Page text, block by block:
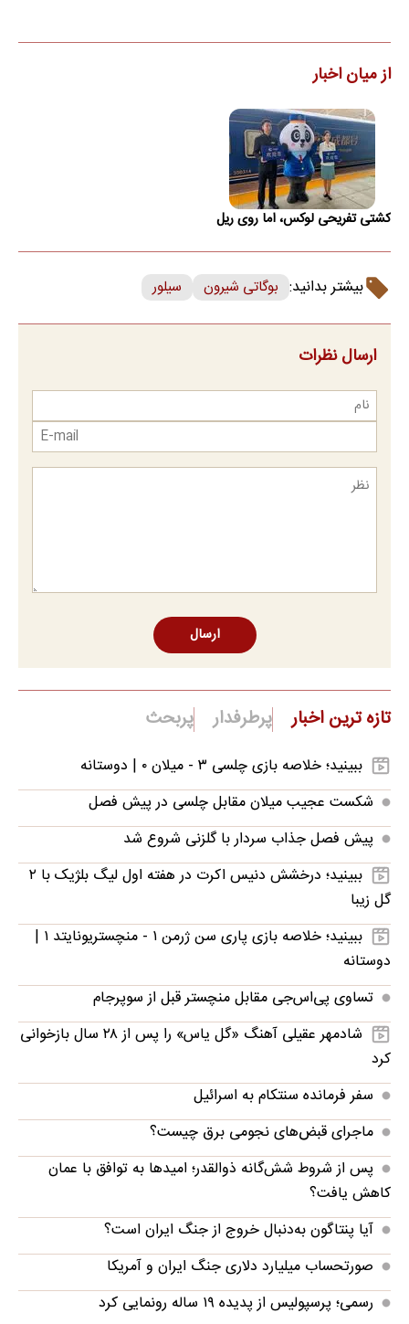
از میان اخبار
کشتی تفریحی لوکس، اما روی ریل
بیشتر بدانید: بوگاتی شیرون سیلور
ارسال نظرات
ارسال
تازه ترین اخبار پرطرفدار پربحث
ببینید؛ خلاصه بازی چلسی ۳ - میلان ۰ | دوستانه
شکست عجیب میلان مقابل چلسی در پیش فصل
پیش فصل جذاب سردار با گلزنی شروع شد
ببینید؛ درخشش دنیس اکرت در هفته اول لیگ بلژیک با ۲
گل زیبا
ببینید؛ خلاصه بازی پاری سن ژرمن ۱ - منچستریونایتد ۱ |
دوستانه
تساوی پی‌اس‌جی مقابل منچستر قبل از سوپرجام
شادمهر عقیلی آهنگ «گل یاس» را پس از ۲۸ سال بازخوانی
کرد
سفر فرمانده سنتکام به اسرائیل
ماجرای قبض‌های نجومی برق چیست؟
پس از شروط شش‌گانه ذوالقدر؛ امیدها به توافق با عمان
کاهش یافت؟
آیا پنتاگون به‌دنبال خروج از جنگ ایران است؟
صورتحساب میلیارد دلاری جنگ ایران و آمریکا
رسمی؛ پرسپولیس از پدیده ۱۹ ساله رونمایی کرد